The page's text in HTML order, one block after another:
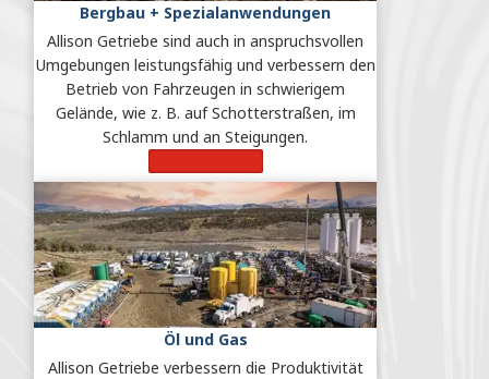
Bergbau + Spezialanwendungen
Allison Getriebe sind auch in anspruchsvollen
Umgebungen leistungsfähig und verbessern den
Betrieb von Fahrzeugen in schwierigem
Gelände, wie z. B. auf Schotterstraßen, im
Schlamm und an Steigungen.
Öl und Gas
Allison Getriebe verbessern die Produktivität